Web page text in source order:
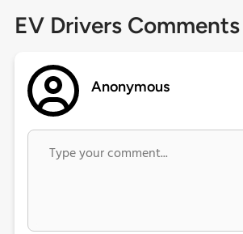
EV Drivers Comments
Anonymous